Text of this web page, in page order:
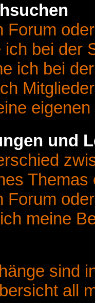
Forum
bei der
ich bei
und
Themas
Forum
meine
sind
all